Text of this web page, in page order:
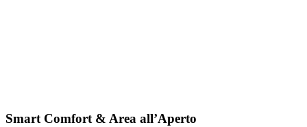
Smart Comfort & Area all’Aperto